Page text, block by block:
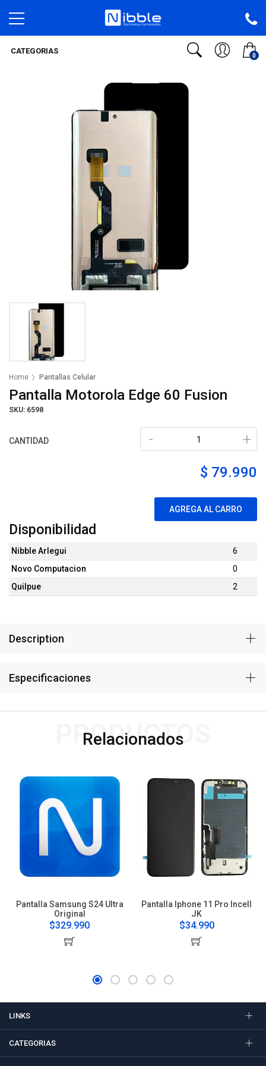
0
CATEGORIAS
Home Pantallas Celular
Pantalla Motorola Edge 60 Fusion
SKU: 6598
CANTIDAD +
-
$ 79.990
AGREGA AL CARRO
Disponibilidad
Nibble Arlegui
6
Novo Computacion
0
Quilpue
2
Description
Especificaciones
Relacionados
PRODUCTOS
Pantalla Samsung S24 Ultra
Original
$329.990
Pantalla Iphone 11 Pro Incell
JK
$34.990
LINKS
CATEGORIAS